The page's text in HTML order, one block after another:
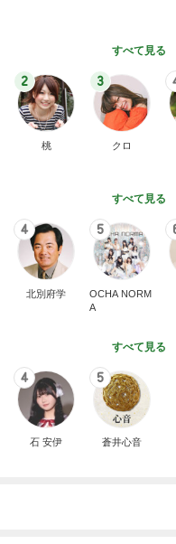
すべて見る
2
桃
3
クロ
すべて見る
4
北別府学
5
OCHA NORM
A
すべて見る
4
石 安伊
5
蒼井心音